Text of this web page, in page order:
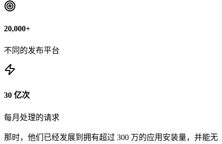
20,000+
不同的发布平台
30 亿次
每月处理的请求
那时，他们已经发展到拥有超过 300 万的应用安装量，并能无